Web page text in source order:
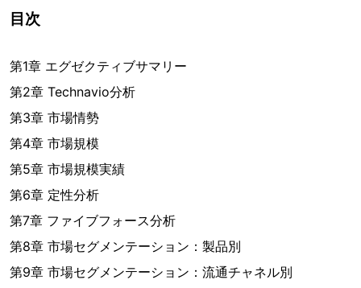
目次
第1章 エグゼクティブサマリー
第2章 Technavio分析
第3章 市場情勢
第4章 市場規模
第5章 市場規模実績
第6章 定性分析
第7章 ファイブフォース分析
第8章 市場セグメンテーション：製品別
第9章 市場セグメンテーション：流通チャネル別